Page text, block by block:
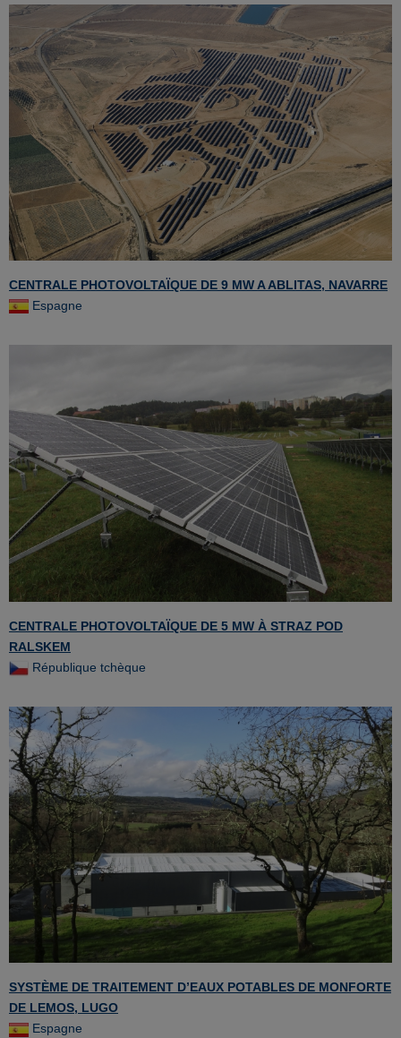
CENTRALE PHOTOVOLTAÏQUE DE 9 MW A ABLITAS, NAVARRE
Espagne
CENTRALE PHOTOVOLTAÏQUE DE 5 MW À STRAZ POD
RALSKEM
République tchèque
SYSTÈME DE TRAITEMENT D’EAUX POTABLES DE MONFORTE
DE LEMOS, LUGO
Espagne